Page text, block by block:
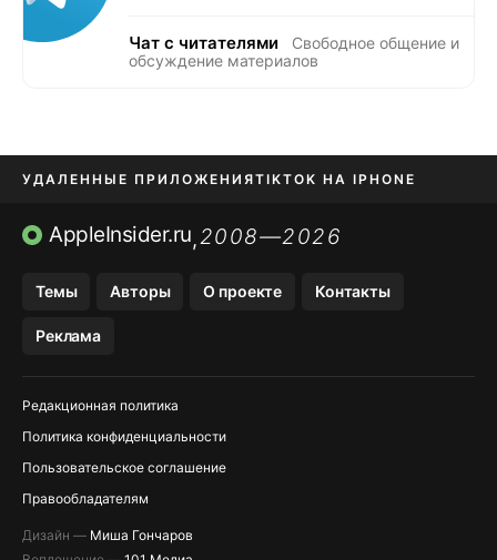
Чат с читателями
Свободное общение и
обсуждение материалов
УДАЛЕННЫЕ ПРИЛОЖЕНИЯTIKTOK НА IPHONE
ПРИЛОЖЕНИЯ БЕЗ APP STORE
AppleInsider.ru,2008—2026
Темы Авторы О проекте Контакты
Реклама
Редакционная политика
Политика конфиденциальности
Пользовательское соглашение
Правообладателям
Дизайн — Миша Гончаров